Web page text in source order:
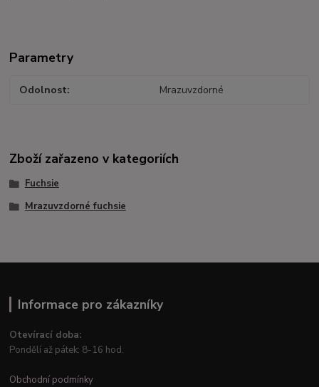
Parametry
Odolnost Mrazuvzdorné
Zboží zařazeno v kategoriích
Fuchsie
Mrazuvzdorné fuchsie
Informace pro zákazníky
Otevírací doba:
Pondělí až pátek: 8-16 hod.
Obchodní podmínky